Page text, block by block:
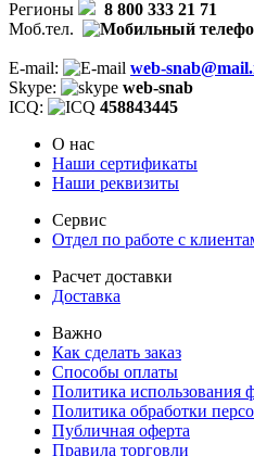
Регионы
8 800 333 21 71
Моб.тел.
E-mail:
web-
Skype:
web-snab
ICQ:
458843445
О нас
Наши сертификаты
Наши реквизиты
Сервис
Отдел по работе с
Расчет доставки
Доставка
Важно
Как сделать заказ
Способы оплаты
Политика использования
Политика обработки
Публичная оферта
Правила торговли